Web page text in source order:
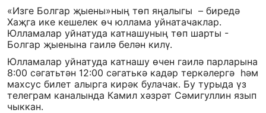
«Изге Болгар җыены»ның төп яңалыгы – биредә
Хаҗга ике кешелек өч юллама уйнатачаклар.
Юлламалар уйнатуда катнашуның төп шарты -
Болгар җыенына гаилә белән килү.
Юлламалар уйнатуда катнашу өчен гаилә парларына
8:00 сәгатьтән 12:00 сәгатькә кадәр теркәлергә һәм
махсус билет алырга кирәк булачак. Бу турыда үз
телеграм каналында Камил хәзрәт Сәмигуллин язып
чыккан.